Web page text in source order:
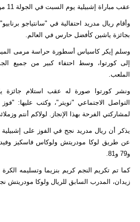
عقب مباراة إشبيلية يوم السبت في الجولة 11 من الدوري الإسباني.
وأقام ريال مدريد احتفالية في "سانتياجو
بجائزة ياشين كأفضل حارس في العالم.
وسلم إيكر كاسياس أسطورة حراسة مرمى
إلى كورتوا، وسط احتفاء كبير من جميع
الملعب.
ونشر كورتوا صورة له عقب استلام جائزة
التواصل الاجتماعي "تويتر"، وكتب عليها:
لمشاركتي الفرحة بهذا الإنجاز. لولاكم أنتم
و79 و81.
كما تم تكريم النجم كريم بنزيما وتسليمه
زيدان، المدرب السابق للريال ولوكا مودريتش